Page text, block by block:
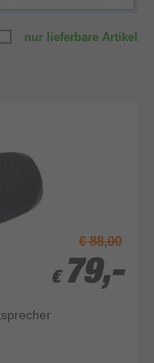
nur lieferbare Artikel
€ 88,00
€ 79,-
€ 79,-